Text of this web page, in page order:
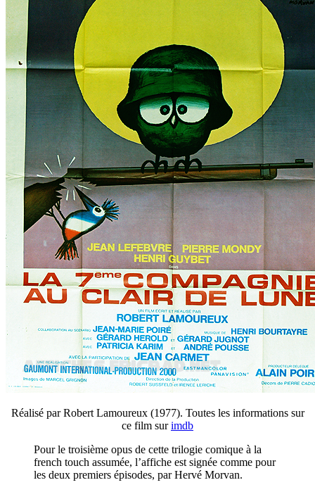
Réalisé par Robert Lamoureux (1977). Toutes les informations sur
ce film surimdb
Pour le troisième opus de cette trilogie comique à la
french touch assumée, l’affiche est signée comme pour
les deux premiers épisodes, par Hervé Morvan.